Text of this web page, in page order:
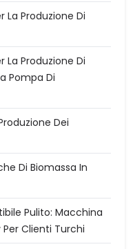
La Produzione Di
La Produzione Di
Pompa Di
Dei
Di Biomassa In
Pulito: Macchina
Clienti Turchi